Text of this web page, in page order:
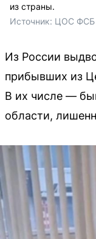
из страны.
Источник: ЦОС ФСБ
Из России
прибывших из
В их числе —
области,